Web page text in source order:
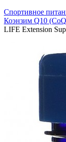
Спортивное
Коэнзим Q10
LIFE Extension